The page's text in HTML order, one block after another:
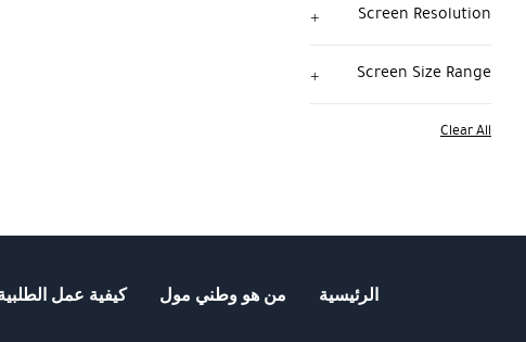
Screen Resolution
Screen Size Range
Clear All
الرئيسية من هو وطني مول كيفية عمل